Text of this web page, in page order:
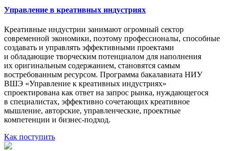
Управление в креативных индустриях
Креативные индустрии занимают огромный сектор
современной экономики, поэтому профессионалы, способные
создавать и управлять эффективными проектами
и обладающие творческим потенциалом для наполнения
их оригинальным содержанием, становятся самым
востребованным ресурсом. Программа бакалавиата НИУ
ВШЭ «Управление к креативных индустриях»
спроектирована как ответ на запрос рынка, нуждающегося
в специалистах, эффективно сочетающих креативное
мышление, авторские, управленческие, проектные
компетенции и бизнес-подход.
Как поступить